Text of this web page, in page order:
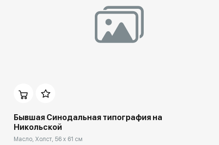
Бывшая Синодальная типография на
Никольской
Масло, Холст, 56 x 61 см